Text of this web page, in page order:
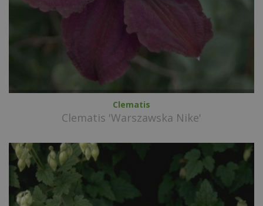
Clematis
Clematis 'Warszawska Nike'